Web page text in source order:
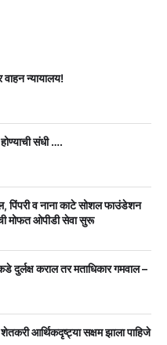
वाहन न्यायालय!
होण्याची संधी ….
पिंपरी व नाना काटे सोशल फाउंडेशन
मोफत ओपीडी सेवा सुरू
दुर्लक्ष कराल तर मताधिकार गमवाल –
आर्थिकदृष्ट्या सक्षम झाला पाहिजे